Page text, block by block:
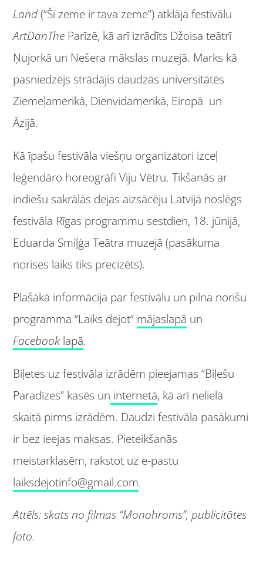
Land(“Šī zeme ir tava zeme”) atklāja festivālu
ArtDanThe Parīzē, kā arī izrādīts Džoisa teātrī
Ņujorkā un Nešera mākslas muzejā. Marks kā
pasniedzējs strādājis daudzās universitātēs
Ziemeļamerikā, Dienvidamerikā, Eiropā un
Āzijā.
Kā īpašu festivāla viešņu organizatori izceļ
leģendāro horeogrāfi Viju Vētru. Tikšanās ar
indiešu sakrālās dejas aizsācēju Latvijā noslēgs
festivāla Rīgas programmu sestdien, 18. jūnijā,
Eduarda Smiļģa Teātra muzejā (pasākuma
norises laiks tiks precizēts).
Plašākā informācija par festivālu un pilna norišu
programma “Laiks dejot” mājaslapā un
Facebook lapā.
Biļetes uz festivāla izrādēm pieejamas “Biļešu
Paradīzes” kasēs un internetā, kā arī nelielā
skaitā pirms izrādēm. Daudzi festivāla pasākumi
ir bez ieejas maksas. Pieteikšanās
meistarklasēm, rakstot uz e-pastu
laiksdejotinfo@gmail.com.
Attēls: skats no filmas “Monohroms”, publicitātes
foto.